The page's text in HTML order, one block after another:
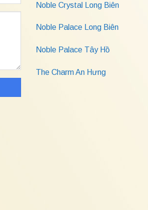
Noble Crystal Long Biên
Noble Palace Long Biên
Noble Palace Tây Hồ
The Charm An Hưng